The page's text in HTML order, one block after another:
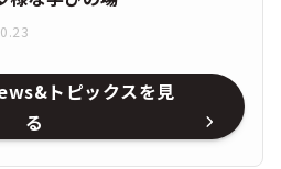
トピックスを見
る